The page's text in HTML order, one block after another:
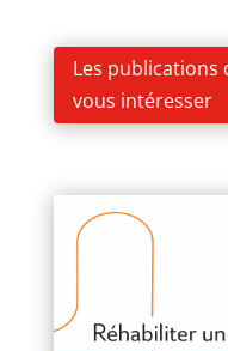
Les publications
vous intéresser